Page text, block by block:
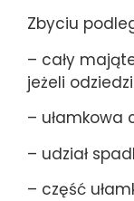
Zbyciu
– cały
jeżeli
– ułamkowa
– udział
– część